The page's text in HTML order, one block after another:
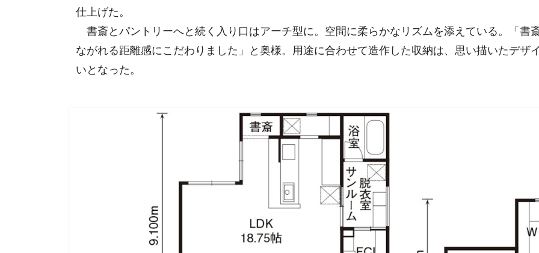
仕上げた。
書斎とパントリーへと続く入り口はアーチ型に。空間に柔らかなリズムを添えている。「書
ながれる距離感にこだわりました」と奥様。用途に合わせて造作した収納は、思い描いたデザ
いとなった。